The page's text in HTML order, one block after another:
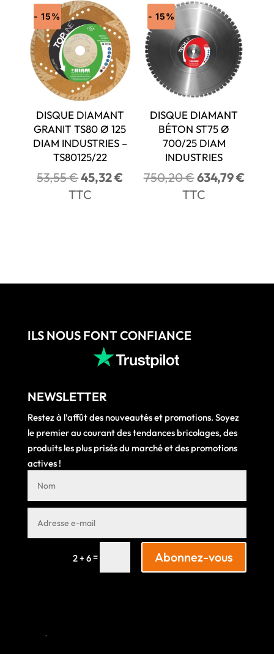
112,68 €.
95,34 €.
35,46 €.
- 15%
DISQUE DIAMANT
GRANIT TS80 Ø 125
DIAM INDUSTRIES –
TS80125/22
53,55€Le
prix
45,32€Le
TTC
- 15%
DISQUE DIAMANT
BÉTON ST75 Ø
700/25 DIAM
INDUSTRIES
750,20€Le
prix
634,79€Le
TTC
ILS NOUS FONT CONFIANCE
NEWSLETTER
Restez à l’affût des nouveautés et promotions. Soyez
le premier au courant des tendances bricolages, des
produits les plus prisés du marché et des promotions
actives !
2 + 6= Abonnez-vous